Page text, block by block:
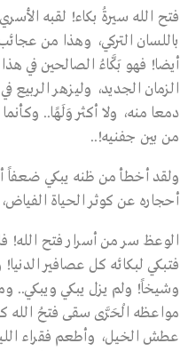
فتح الله سيرةُ بكاء! لقبه
باللسان التركي، وهذا من
أيضا! فهو بَكَّاءُ الصالحين في
الزمان الجديد، وليزهر الربيع
دمعا منه، ولا أكثر وَلَهًا..
من بين جفنيه!..
ولقد أخطأ من ظنه يبكي ضعفاً
أحجاره عن كوثر الحياة
الوعظ سر من أسرار فتح الله!
فتبكي لبكائه كل عصافير
وشيخاً! ولم يزل يبكي ويبكي..
مواعظه الْحَرَّى سقى فتحُ الله
عطش الخيل، وأطعم فقراء